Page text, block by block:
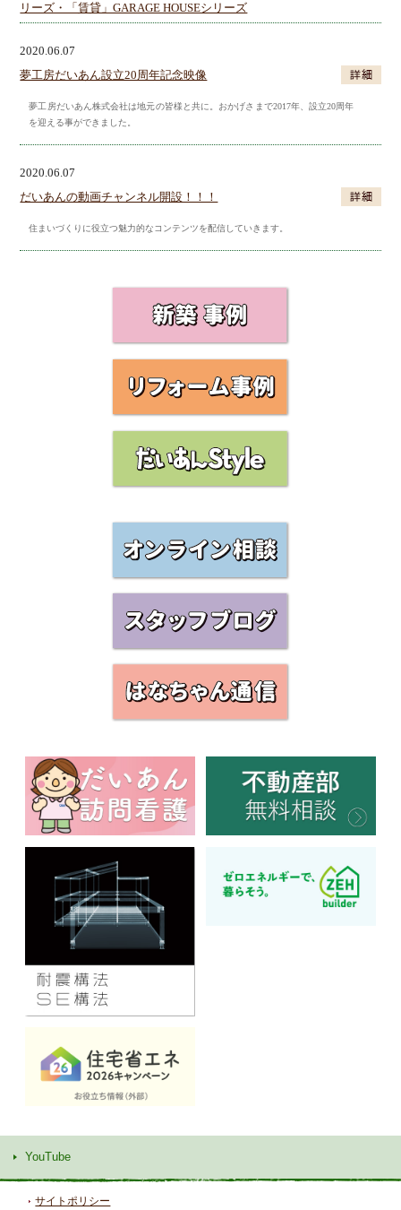
リーズ・「賃貸」GARAGE HOUSEシリーズ
2020.06.07
夢工房だいあん設立20周年記念映像
夢工房だいあん株式会社は地元の皆様と共に。おかげさまで2017年、設立20周年
を迎える事ができました。
2020.06.07
だいあんの動画チャンネル開設！！！
住まいづくりに役立つ魅力的なコンテンツを配信していきます。
YouTube
サイトポリシー